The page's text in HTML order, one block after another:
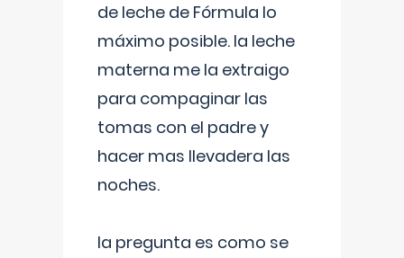
de leche de Fórmula lo
máximo posible. la leche
materna me la extraigo
para compaginar las
tomas con el padre y
hacer mas llevadera las
noches.
la pregunta es como se